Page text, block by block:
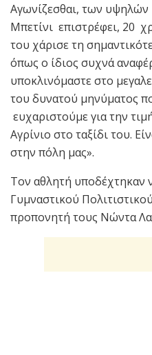
Αγωνίζεσθαι, των
Μπετίνι επιστρέφει, 20
του χάρισε τη
όπως ο ίδιος συχνά
υποκλινόμαστε στο
του δυνατού μηνύματος
ευχαριστούμε για την
Αγρίνιο στο ταξίδι του.
στην πόλη μας».
Τον αθλητή υποδέχτηκαν
Γυμναστικού
προπονητή τους Νώντα